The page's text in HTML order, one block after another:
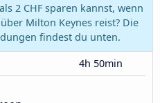
2 CHF sparen kannst, wenn
Milton Keynes reist? Die
findest du unten.
4h 50min